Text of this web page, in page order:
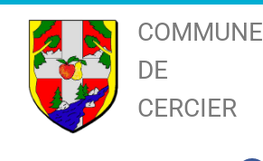
COMMUNE
DE
CERCIER